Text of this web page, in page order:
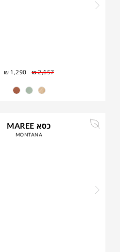
₪2,657
₪ 1,290
כסא MAREE
MONTANA